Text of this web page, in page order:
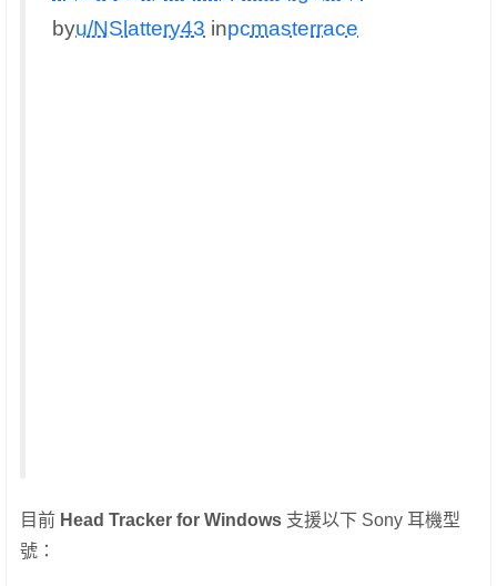
byu/NSlattery43 inpcmasterrace
目前 Head Tracker for Windows 支援以下 Sony 耳機型
號：